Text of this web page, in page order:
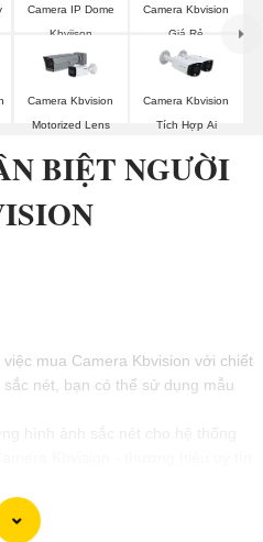
Camera IP Dome
Kbviison
Camera Kbvision
Giá Rẻ
Camera Kbvision
Motorized Lens
Camera Kbvision
Tích Hợp Ai
BIỆT NGƯỜI
mua Camera Kbvision với chiết
nét, bạn có thể sử dụng mẫu
rõ nét và độ tin cậy cao. Đừng
có sự giám sát chuyên nghiệp.